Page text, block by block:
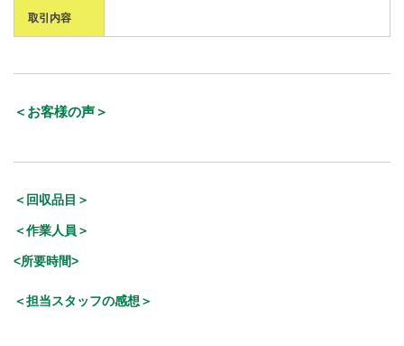
取引内容
＜お客様の声＞
＜回収品目＞
＜作業人員＞
<所要時間>
＜担当スタッフの感想＞